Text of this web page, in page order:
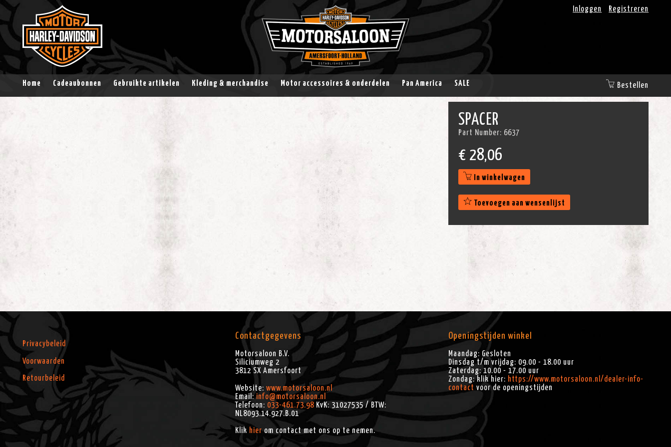
Inloggen Registreren
Home Cadeaubonnen Gebruikte artikelen Kleding & merchandise Motor accessoires & onderdelen Pan America SALE Bestellen
SPACER
Part Number: 6637
€ 28,06
In winkelwagen
Toevoegen aan wensenlijst
Privacybeleid
Voorwaarden
Retourbeleid
Contactgegevens
Motorsaloon B.V.
Siliciumweg 2
3812 SX Amersfoort
Website:www.motorsaloon.nl
Email:info@motorsaloon.nl
Telefoon: 033-461.73.98 KvK: 31027535 / BTW:
NL8093.14.927.B.01
Klik hierom contact met ons op te nemen.
Openingstijden winkel
Maandag: Gesloten
Dinsdag t/m vrijdag: 09.00 - 18.00 uur
Zaterdag: 10.00 - 17.00 uur
Zondag: klik hier: https://www.motorsaloon.nl/dealer-info-
contact voor de openingstijden